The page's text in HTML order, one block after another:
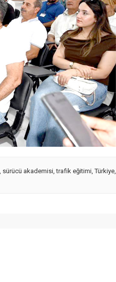
sürücü akademisi ,trafik eğitimi ,Türkiye